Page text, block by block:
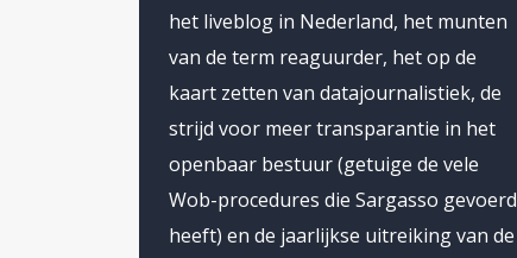
het liveblog in Nederland, het munten
van de term reaguurder, het op de
kaart zetten van datajournalistiek, de
strijd voor meer transparantie in het
openbaar bestuur (getuige de vele
Wob-procedures die Sargasso gevoerd
heeft) en de jaarlijkse uitreiking van de